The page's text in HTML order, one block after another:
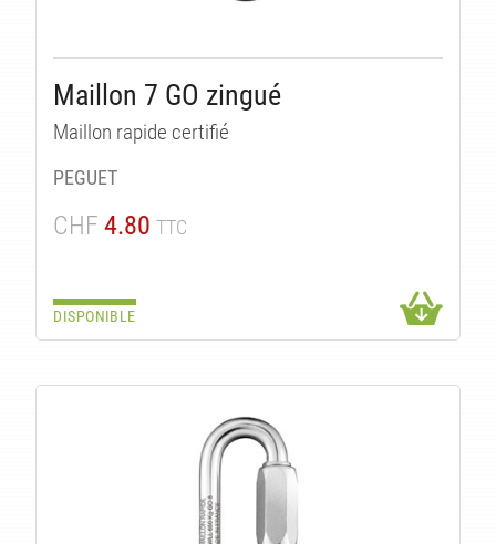
Maillon 7 GO zingué
Maillon rapide certifié
PEGUET
CHF 4.80 TTC
DISPONIBLE